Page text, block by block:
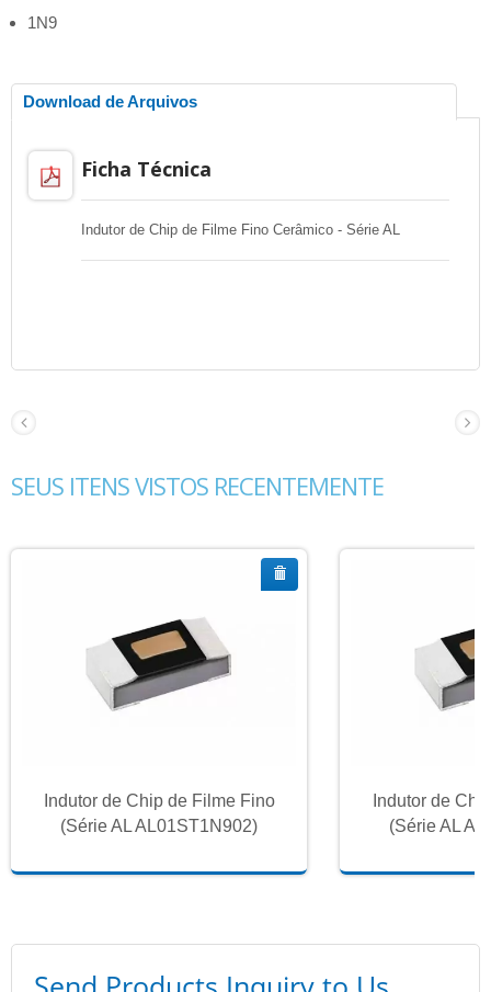
1N9
Download de Arquivos
Ficha Técnica
Indutor de Chip de Filme Fino Cerâmico - Série AL
SEUS ITENS VISTOS RECENTEMENTE
Indutor de Chip de Filme Fino
(Série AL AL01ST1N902)
Indutor de
(Série AL